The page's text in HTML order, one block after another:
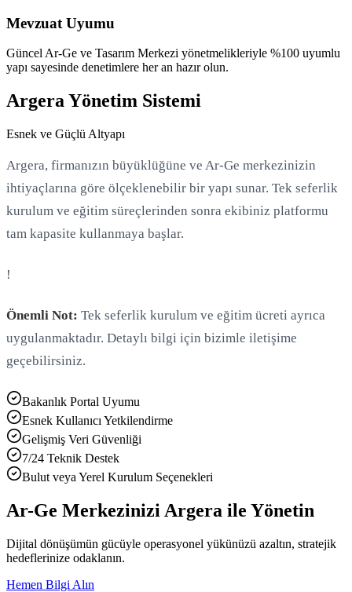
Mevzuat Uyumu
Güncel Ar-Ge ve Tasarım Merkezi yönetmelikleriyle %100 uyumlu
yapı sayesinde denetimlere her an hazır olun.
Argera Yönetim Sistemi
Esnek ve Güçlü Altyapı
Argera, firmanızın büyüklüğüne ve Ar-Ge merkezinizin
ihtiyaçlarına göre ölçeklenebilir bir yapı sunar. Tek seferlik
kurulum ve eğitim süreçlerinden sonra ekibiniz platformu
tam kapasite kullanmaya başlar.
!
Önemli Not: Tek seferlik kurulum ve eğitim ücreti ayrıca
uygulanmaktadır. Detaylı bilgi için bizimle iletişime
geçebilirsiniz.
Bakanlık Portal Uyumu
Esnek Kullanıcı Yetkilendirme
Gelişmiş Veri Güvenliği
7/24 Teknik Destek
Bulut veya Yerel Kurulum Seçenekleri
Ar-Ge Merkezinizi Argera ile Yönetin
Dijital dönüşümün gücüyle operasyonel yükünüzü azaltın, stratejik
hedeflerinize odaklanın.
Hemen Bilgi Alın